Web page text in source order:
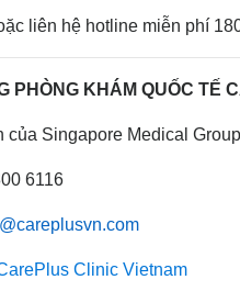
liên hệ hotline miễn phí
PHÒNG KHÁM QUỐC TẾ
của Singapore Medical Group
6116
Clinic Vietnam